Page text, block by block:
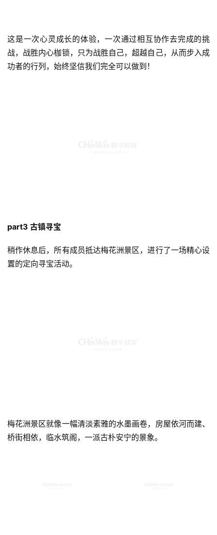
这是一次心灵成长的体验，一次通过相互协作去完成的挑
战，战胜内心枷锁，只为战胜自己，超越自己，从而步入成
功者的行列，始终坚信我们完全可以做到！
part3 古镇寻宝
稍作休息后，所有成员抵达梅花洲景区，进行了一场精心设
置的定向寻宝活动。
梅花洲景区就像一幅清淡素雅的水墨画卷，房屋依河而建、
桥街相依，临水筑阁，一派古朴安宁的景象。